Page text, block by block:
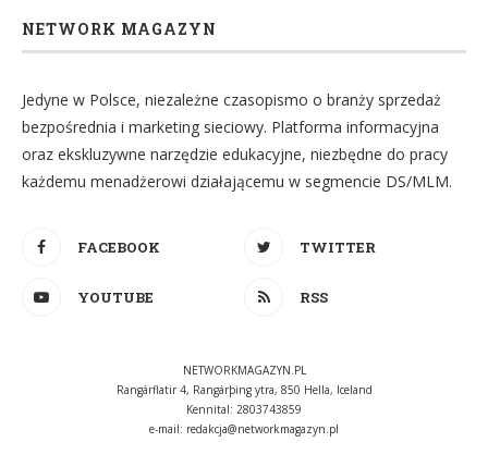
NETWORK MAGAZYN
Jedyne w Polsce, niezależne czasopismo o branży sprzedaż
bezpośrednia i marketing sieciowy. Platforma informacyjna
oraz ekskluzywne narzędzie edukacyjne, niezbędne do pracy
każdemu menadżerowi działającemu w segmencie DS/MLM.
FACEBOOK TWITTER
YOUTUBE RSS
NETWORKMAGAZYN.PL
Rangárflatir 4, Rangárþing ytra, 850 Hella, Iceland
Kennital: 2803743859
e-mail: redakcja@networkmagazyn.pl